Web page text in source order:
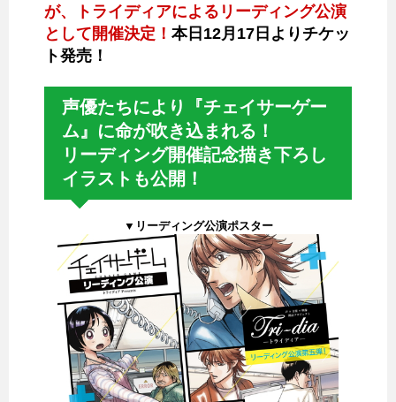
が、トライディアによるリーディング公演
として開催決定！ 本日12月17日よりチケッ
ト発売！
声優たちにより『チェイサーゲー
ム』に命が吹き込まれる！
リーディング開催記念描き下ろし
イラストも公開！
▼リーディング公演ポスター